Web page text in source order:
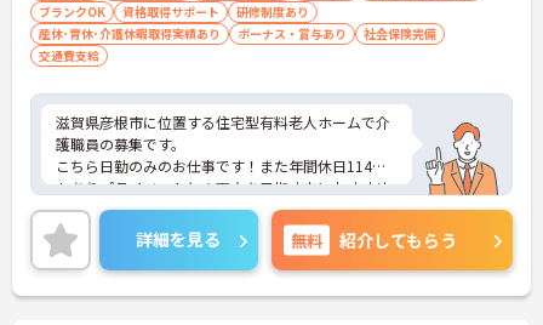
ブランクOK
資格取得サポート
研修制度あり
産休･育休･介護休暇取得実績あり
ボーナス・賞与あり
社会保険完備
交通費支給
滋賀県彦根市に位置する住宅型有料老人ホームで介
護職員の募集です。
こちら日勤のみのお仕事です！また年間休日114日
もありプライベートとの両立を目指す方におすすめ
の環境です◎
昇給や賞与制度があり、頑張りが評価されてしっか
りと職員に還元されます。さらに福利厚生も充実し
ているのは嬉しいポイントです◎
こちらの求人にご興味がございましたら面接のポイ
詳細を見る 無料 紹介してもらう